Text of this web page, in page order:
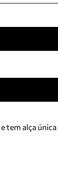
tem alça